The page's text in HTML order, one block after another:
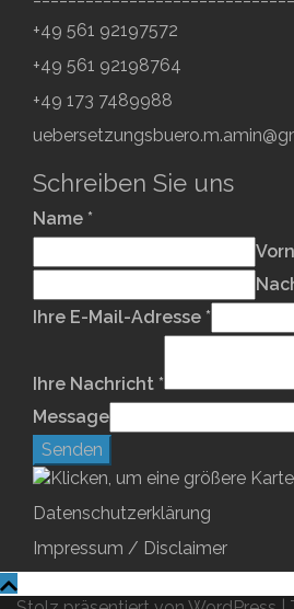
+49 561 92197572
+49 561 92198764
+49 173 7489988
Schreiben Sie uns
Name *
Ihre E-Mail-Adresse *
Ihre Nachricht *
Message
Senden
Datenschutzerklärung
Impressum / Disclaimer